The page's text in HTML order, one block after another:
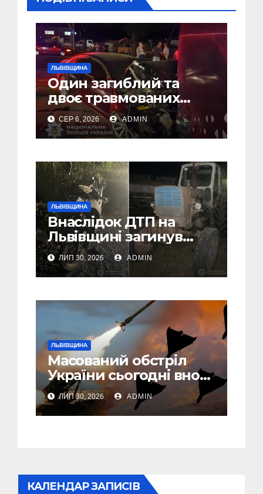
ЛЬВІВЩИНА
Один загиблий та
двоє травмованих
внаслідок ДТП на
Самбірщині
СЕР 6, 2026 ADMIN
ЛЬВІВЩИНА
Внаслідок ДТП на
Львівщині загинув
малолітній водій
скутера, а
неповнолітній
ЛИП 30, 2026 ADMIN
ЛЬВІВЩИНА
Масований обстріл
України сьогодні вночі:
У Львові пошкоджені
дві багатоповерхівки
ЛИП 30, 2026 ADMIN
КАЛЕНДАР ЗАПИСІВ